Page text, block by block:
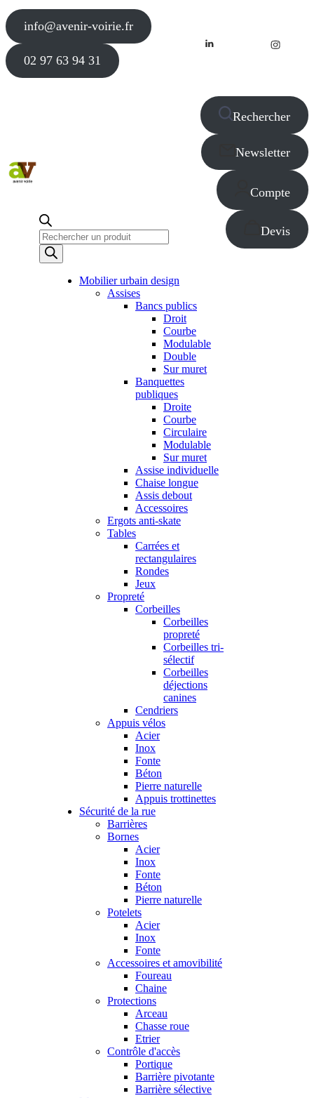
info@avenir-voirie.fr
02 97 63 94 31
Recherche
de
produits
Rechercher
Newsletter
Compte
Devis
Mobilier urbain design
Assises
Bancs publics
Droit
Courbe
Modulable
Double
Sur muret
Banquettes
publiques
Droite
Courbe
Circulaire
Modulable
Sur muret
Assise individuelle
Chaise longue
Assis debout
Accessoires
Ergots anti-skate
Tables
Carrées et
rectangulaires
Rondes
Jeux
Propreté
Corbeilles
Corbeilles
propreté
Corbeilles tri-
sélectif
Corbeilles
déjections
canines
Cendriers
Appuis vélos
Acier
Inox
Fonte
Béton
Pierre naturelle
Appuis trottinettes
Sécurité de la rue
Barrières
Bornes
Acier
Inox
Fonte
Béton
Pierre naturelle
Potelets
Acier
Inox
Fonte
Accessoires et amovibilité
Foureau
Chaine
Protections
Arceau
Chasse roue
Etrier
Contrôle d'accès
Portique
Barrière pivotante
Barrière sélective